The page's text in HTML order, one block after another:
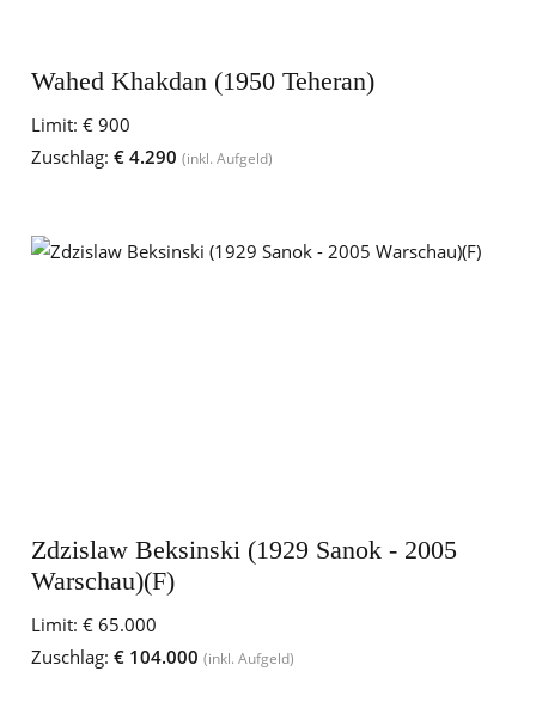
Wahed Khakdan (1950 Teheran)
Limit: € 900
Zuschlag: € 4.290 (inkl. Aufgeld)
Zdzislaw Beksinski (1929 Sanok - 2005
Warschau)(F)
Limit: € 65.000
Zuschlag: € 104.000 (inkl. Aufgeld)